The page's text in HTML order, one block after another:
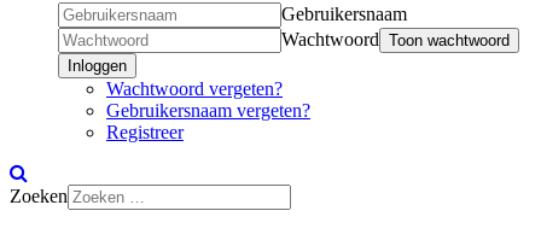
Gebruikersnaam
Wachtwoord Toon wachtwoord
Inloggen
Wachtwoord vergeten?
Gebruikersnaam vergeten?
Registreer
Zoeken